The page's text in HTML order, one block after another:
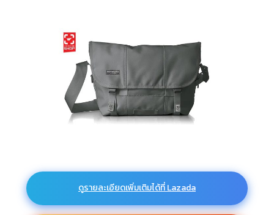
ดูรายละเอียดเพิ่มเติมได้ที่ Lazada